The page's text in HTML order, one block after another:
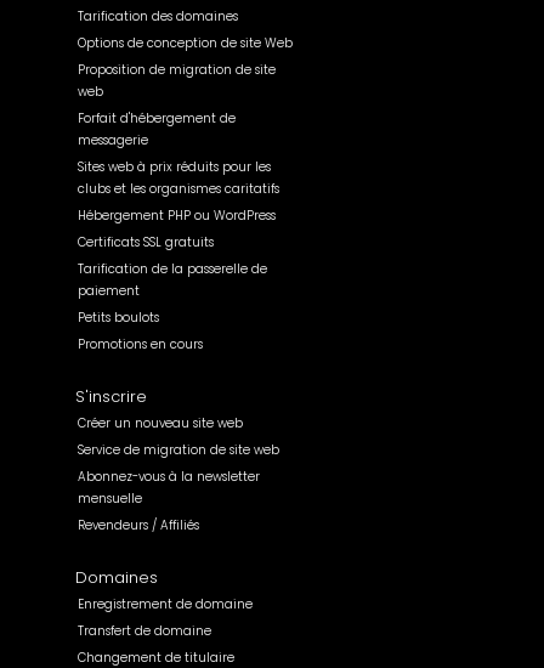
Tarification des domaines
Options de conception de site Web
Proposition de migration de site
web
Forfait d'hébergement de
messagerie
Sites web à prix réduits pour les
clubs et les organismes caritatifs
Hébergement PHP ou WordPress
Certificats SSL gratuits
Tarification de la passerelle de
paiement
Petits boulots
Promotions en cours
S'inscrire
Créer un nouveau site web
Service de migration de site web
Abonnez-vous à la newsletter
mensuelle
Revendeurs / Affiliés
Domaines
Enregistrement de domaine
Transfert de domaine
Changement de titulaire